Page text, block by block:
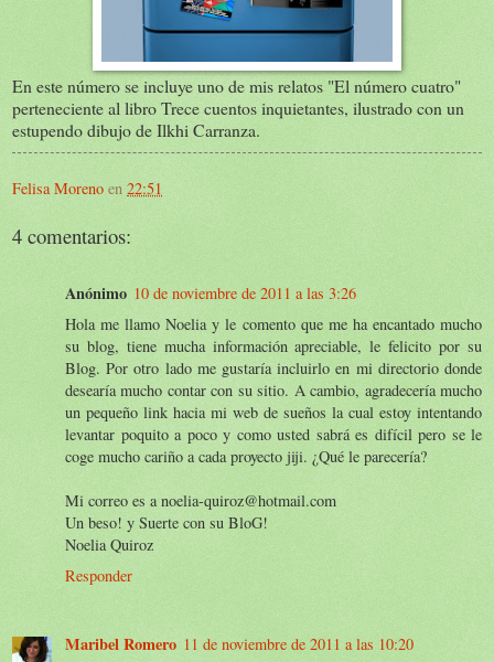
En este número se incluye uno de mis relatos "El número cuatro"
perteneciente al libro Trece cuentos inquietantes, ilustrado con un
estupendo dibujo de Ilkhi Carranza.
Felisa Moreno en 22:51
4 comentarios:
Anónimo 10 de noviembre de 2011 a las 3:26
Hola me llamo Noelia y le comento que me ha encantado mucho
su blog, tiene mucha información apreciable, le felicito por su
Blog. Por otro lado me gustaría incluirlo en mi directorio donde
desearía mucho contar con su sitio. A cambio, agradecería mucho
un pequeño link hacia mi web de sueños la cual estoy intentando
levantar poquito a poco y como usted sabrá es difícil pero se le
coge mucho cariño a cada proyecto jiji. ¿Qué le parecería?
Mi correo es a noelia-quiroz@hotmail.com
Un beso! y Suerte con su BloG!
Noelia Quiroz
Responder
Maribel Romero 11 de noviembre de 2011 a las 10:20